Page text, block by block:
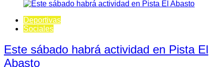
Deportivas
Sociales
Este sábado habrá actividad en Pista El
Abasto